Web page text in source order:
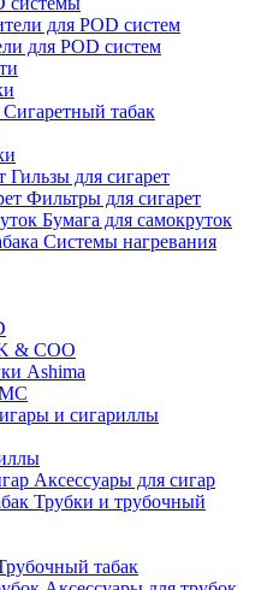
для POD систем
Сигаретный табак
Гильзы для сигарет
Фильтры для сигарет
Бумага для самокруток
Системы нагревания
& COO
Ashima
и сигариллы
Аксессуары для сигар
Трубки и трубочный
табак